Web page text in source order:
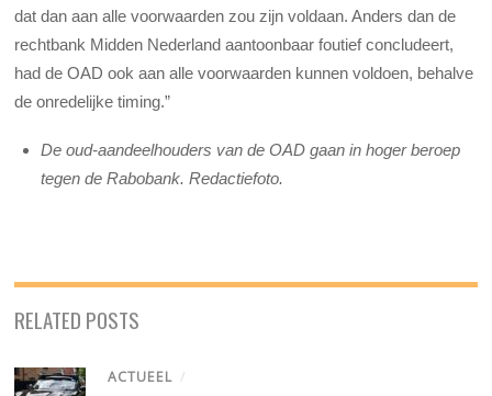
dat dan aan alle voorwaarden zou zijn voldaan. Anders dan de
rechtbank Midden Nederland aantoonbaar foutief concludeert,
had de OAD ook aan alle voorwaarden kunnen voldoen, behalve
de onredelijke timing.”
De oud-aandeelhouders van de OAD gaan in hoger beroep
tegen de Rabobank. Redactiefoto.
RELATED POSTS
ACTUEEL /